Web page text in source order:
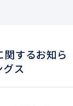
するお知ら
ス